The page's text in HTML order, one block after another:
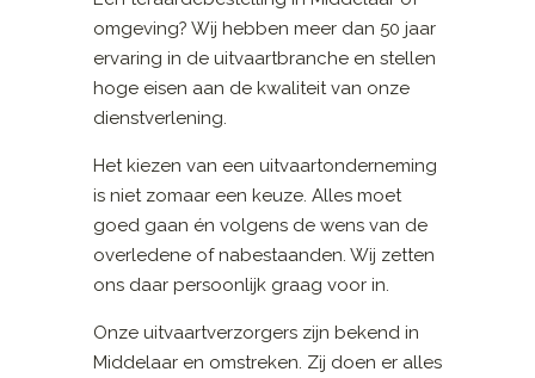
omgeving? Wij hebben meer dan 50 jaar
ervaring in de uitvaartbranche en stellen
hoge eisen aan de kwaliteit van onze
dienstverlening.
Het kiezen van een uitvaartonderneming
is niet zomaar een keuze. Alles moet
goed gaan én volgens de wens van de
overledene of nabestaanden. Wij zetten
ons daar persoonlijk graag voor in.
Onze uitvaartverzorgers zijn bekend in
Middelaar en omstreken. Zij doen er alles